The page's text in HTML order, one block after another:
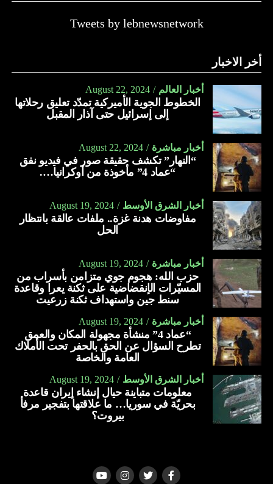
Tweets by lebnewsnetwork
أخر الاخبار
أخبار العالم August 22, 2024
الخطوط الجوية الأميركية تمدّد تعليق رحلاتها
إلى إسرائيل حتى آذار المقبل
أخبار مباشرة August 22, 2024
“النهار” تكشف حقيقة صور في فيديو نفق
“عماد 4” مأخوذة من أوكرانيا….
أخبار الشرق الأوسط August 19, 2024
مفاوضات هدنة غزة.. ملفات عالقة بانتظار
الحل
أخبار مباشرة August 19, 2024
حزب الله: هجوم جوي متزامن بأسراب من
المسيّرات الإنقضاضية على ثكنة يعرا وقاعدة
سنط جين واستهداف ثكنة زرعيت
أخبار مباشرة August 19, 2024
“عماد 4” منشأة مجهولة المكان والعمق
تطرح السؤال عن الحق بالحفر تحت الأملاك
العامة والخاصة
أخبار الشرق الأوسط August 19, 2024
معلومات متباينة حيال إنشاء إيران قاعدة
بحريّة في سوريا… ما علاقتها بتفجير مرفأ
بيروت؟